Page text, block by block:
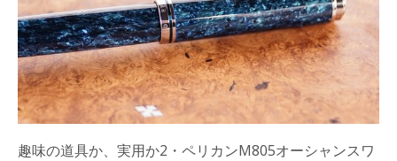
趣味の道具か、実用か2・ペリカンM805オーシャンスワ